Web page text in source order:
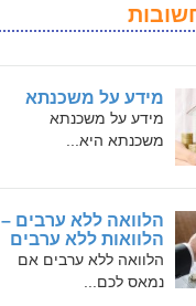
מידע על משכנתא
מידע על משכנתא
משכנתא היא...
הלוואה ללא ערבים –
הלוואות ללא ערבים
הלוואה ללא ערבים אם
נמאס לכם...